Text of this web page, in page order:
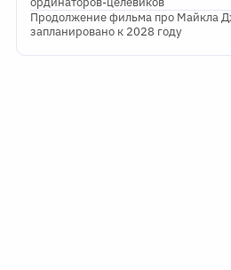
Продолжение фильма про Майкла
запланировано к 2028 году